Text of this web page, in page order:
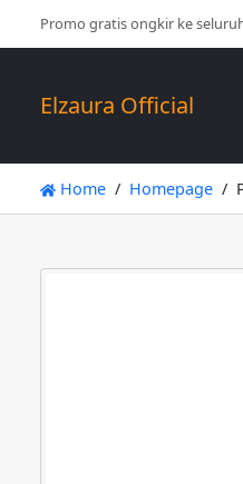
Promo gratis ongkir ke
Elzaura Official
Home Homepage